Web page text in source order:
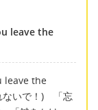
leave the
leave the
ないで！) 「忘